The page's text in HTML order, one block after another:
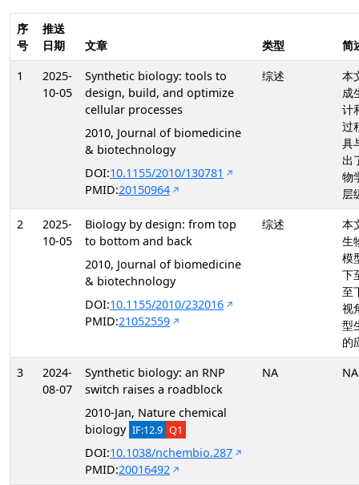
序
号
推送
日期
文章 类型
简
1
2025-
10-05
Synthetic biology: tools to
design, build, and optimize
cellular processes
2010, Journal of biomedicine
& biotechnology
DOI:10.1155/2010/130781
PMID:20150964
综述
本
成
计
过
具
出
物
层
2
2025-
10-05
Biology by design: from top
to bottom and back
2010, Journal of biomedicine
& biotechnology
DOI:10.1155/2010/232016
PMID:21052559
综述
本
生
模
下
至
视
型
的
3
2024-
08-07
Synthetic biology: an RNP
switch raises a roadblock
2010-Jan, Nature chemical
biology IF:12.9 Q1
DOI:10.1038/nchembio.287
PMID:20016492
NA NA